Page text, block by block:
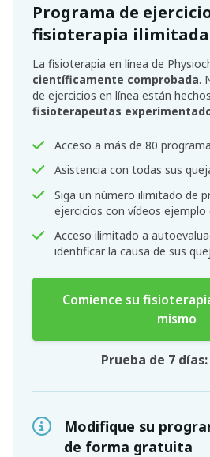
Programa de
fisioterapia ilimitada
La fisioterapia en línea de
científicamente comprobada.
de ejercicios en línea están
fisioterapeutas
Acceso a más de 80
Asistencia con todas sus
Siga un número ilimitado de
ejercicios con vídeos ejemplo
Acceso ilimitado a
identificar la causa de sus
Comience su
mismo
Prueba de 7 días:
Modifique su
de forma gratuita